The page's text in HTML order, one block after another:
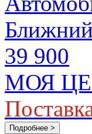
Ближний
39 900
МОЯ
Подробнее >